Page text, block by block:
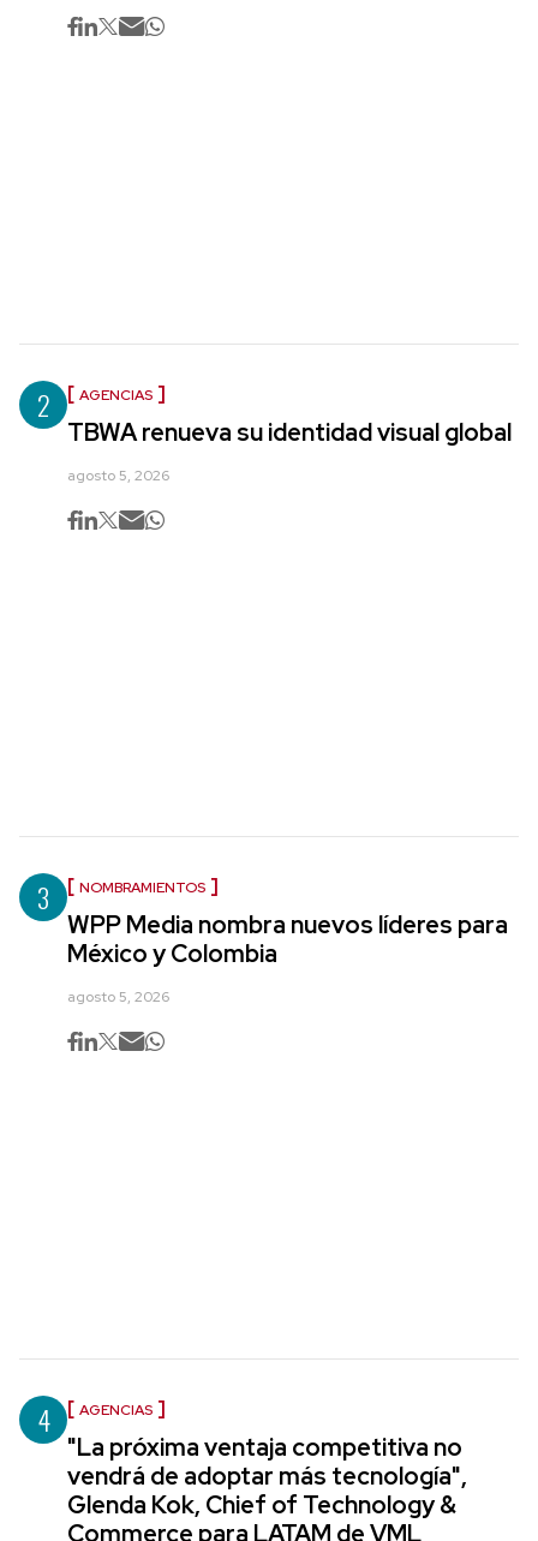
2 AGENCIAS
TBWA renueva su identidad visual global
agosto 5, 2026
3 NOMBRAMIENTOS
WPP Media nombra nuevos líderes para
México y Colombia
agosto 5, 2026
4 AGENCIAS
"La próxima ventaja competitiva no
vendrá de adoptar más tecnología",
Glenda Kok, Chief of Technology &
Commerce para LATAM de VML